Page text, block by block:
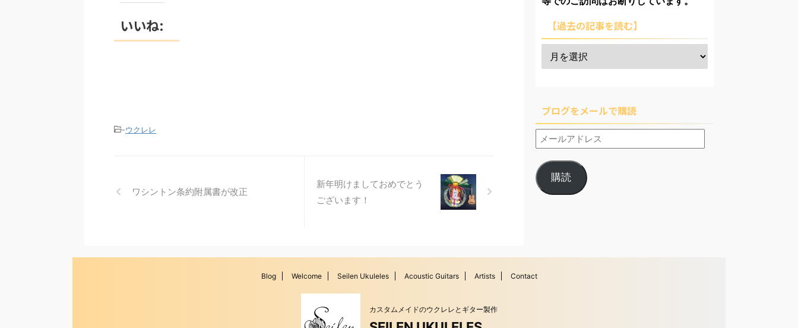
いいね:
-ウクレレ
ワシントン条約附属書が改正
新年明けましておめでとう
ございます！
【過去の記事を読む】
ブログをメールで購読
購読
Blog Welcome Seilen Ukuleles Acoustic Guitars Artists Contact
カスタムメイドのウクレレとギター製作